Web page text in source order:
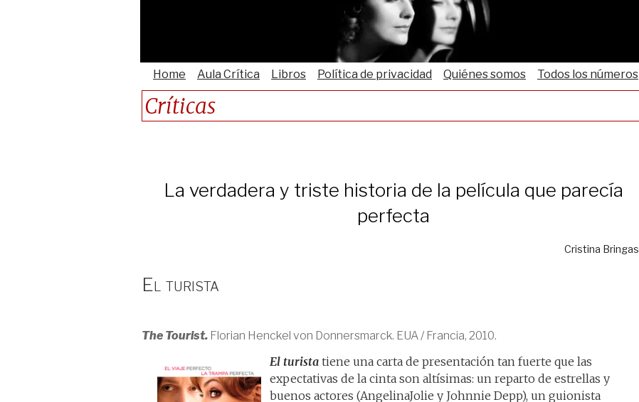
Home Aula Crítica Libros Política de privacidad Quiénes somos Todos los números
Críticas
La verdadera y triste historia de la pelí­cula que parecí­a
perfecta
Cristina Bringas
El turista
The Tourist. Florian Henckel von Donnersmarck. EUA / Francia, 2010.
El turista tiene una carta de presentación tan fuerte que las
expectativas de la cinta son altísimas: un reparto de estrellas y
buenos actores (AngelinaJolie y Johnnie Depp), un guionista